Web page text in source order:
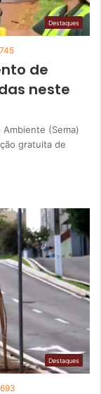
Destaques
745
de
neste
(Sema)
gratuita de
Destaques
693